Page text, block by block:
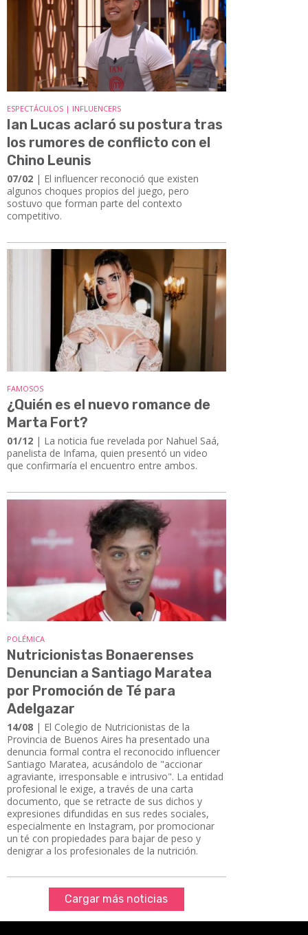
ESPECTÁCULOS | INFLUENCERS
Ian Lucas aclaró su postura tras
los rumores de conflicto con el
Chino Leunis
07/02 | El influencer reconoció que existen
algunos choques propios del juego, pero
sostuvo que forman parte del contexto
competitivo.
FAMOSOS
¿Quién es el nuevo romance de
Marta Fort?
01/12 | La noticia fue revelada por Nahuel Saá,
panelista de Infama, quien presentó un video
que confirmaría el encuentro entre ambos.
POLÉMICA
Nutricionistas Bonaerenses
Denuncian a Santiago Maratea
por Promoción de Té para
Adelgazar
14/08 | El Colegio de Nutricionistas de la
Provincia de Buenos Aires ha presentado una
denuncia formal contra el reconocido influencer
Santiago Maratea, acusándolo de "accionar
agraviante, irresponsable e intrusivo". La entidad
profesional le exige, a través de una carta
documento, que se retracte de sus dichos y
expresiones difundidas en sus redes sociales,
especialmente en Instagram, por promocionar
un té con propiedades para bajar de peso y
denigrar a los profesionales de la nutrición.
Cargar más noticias